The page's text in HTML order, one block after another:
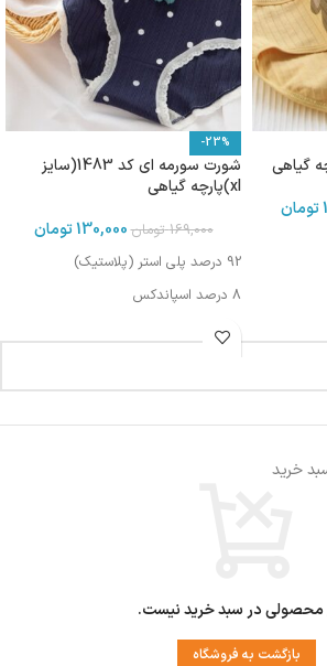
تومان
-23%
شورت سورمه ای کد 1483(سایز
xl)پارچه گیاهی
169,000 تومان130,000تومان
92 درصد پلی استر (پلاستیک)
8 درصد اسپاندکس
در سبد خرید نیست.
بازگشت به فروشگاه